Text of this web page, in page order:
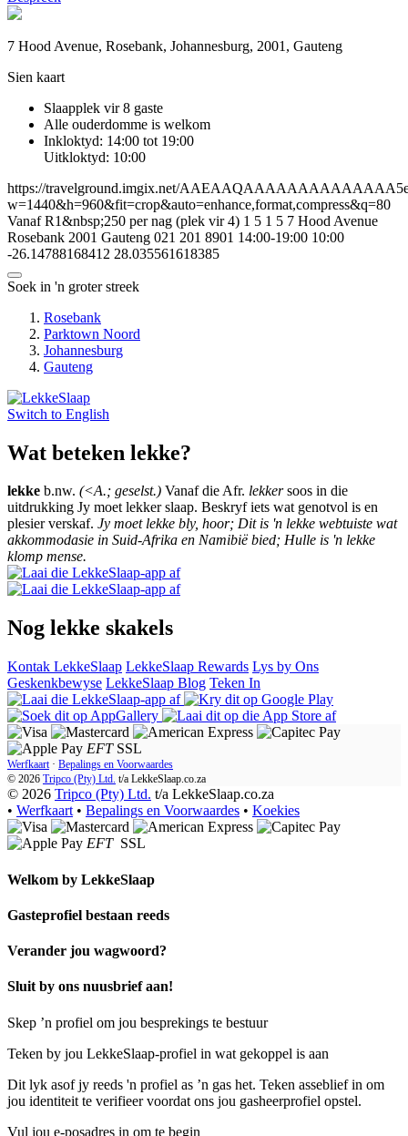
7 Hood Avenue, Rosebank, Johannesburg, 2001, Gauteng
Sien kaart
Slaapplek vir 8 gaste
Alle ouderdomme is welkom
Inkloktyd: 14:00 tot 19:00
Uitkloktyd: 10:00
https://travelground.imgix.net/
w=1440&h=960&fit=crop&auto=enhance,format,compress&q=80
Vanaf R1&nbsp;250 per nag (plek vir 4) 1 5 1 5 7 Hood Avenue
Rosebank 2001 Gauteng 021 201 8901 14:00-19:00 10:00
-26.14788168412 28.035561618385
Soek in 'n groter streek
Rosebank
Parktown Noord
Johannesburg
Gauteng
Switch to English
Wat beteken lekke?
lekke b.nw. (<A.; geselst.) Vanaf die Afr. lekkersoos in die
uitdrukking Jy moet lekker slaap. Beskryf iets wat genotvol is en
plesier verskaf. Jy moet lekke bly, hoor; Dit is 'n lekke webtuiste wat
akkommodasie in Suid-Afrika en Namibië bied; Hulle is 'n lekke
klomp mense.
Nog lekke skakels
Kontak LekkeSlaap LekkeSlaap Rewards Lys by Ons
Geskenkbewyse LekkeSlaap Blog Teken In
EFT SSL
Werfkaart · Bepalings en Voorwaardes
© 2026 Tripco (Pty) Ltd. t/a LekkeSlaap.co.za
© 2026 Tripco (Pty) Ltd. t/a LekkeSlaap.co.za
• Werfkaart • Bepalings en Voorwaardes • Koekies
EFT SSL
Welkom by LekkeSlaap
Gasteprofiel bestaan ​​reeds
Verander jou wagwoord?
Sluit by ons nuusbrief aan!
Skep ’n profiel om jou besprekings te bestuur
Teken by jou LekkeSlaap-profiel in wat gekoppel is aan
Dit lyk asof jy reeds 'n profiel as ’n gas het. Teken asseblief in om
jou identiteit te verifieer voordat ons jou gasheerprofiel opstel.
Vul jou e-posadres in om te begin